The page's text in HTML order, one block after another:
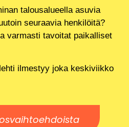
talousalueella asuvia
seuraavia henkilöitä?
varmasti tavoitat paikalliset
ilmestyy joka keskiviikko